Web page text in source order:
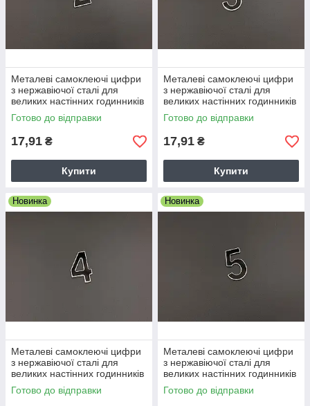
Металеві самоклеючі цифри
з нержавіючої сталі для
великих настінних годинників
4см 2 два
Готово до відправки
17,91 ₴
Купити
Металеві самоклеючі цифри
з нержавіючої сталі для
великих настінних годинників
4см 3 три
Готово до відправки
17,91 ₴
Купити
Новинка
Металеві самоклеючі цифри
з нержавіючої сталі для
великих настінних годинників
4см 4 чотири
Готово до відправки
Новинка
Металеві самоклеючі цифри
з нержавіючої сталі для
великих настінних годинників
4см 5 п'ять
Готово до відправки